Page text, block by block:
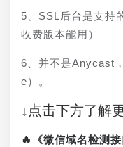
5、SSL后台是支持
收费版本能用）
6、并不是Anycast
e）。
↓点击下方了解
🔥《微信域名检测